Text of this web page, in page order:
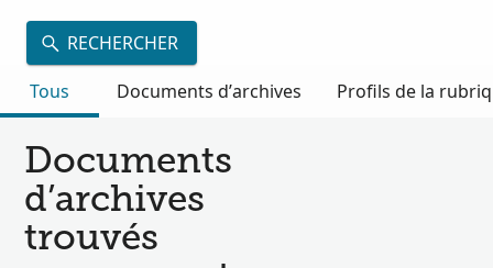
RECHERCHER
Tous
Documents d’archives Profils de la
Documents
d’archives
trouvés